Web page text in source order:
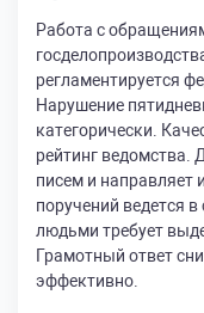
Работа с
регламентируется
Нарушение
категорически.
рейтинг ведомства.
писем и направляет
поручений ведется
людьми требует
Грамотный ответ
эффективно.